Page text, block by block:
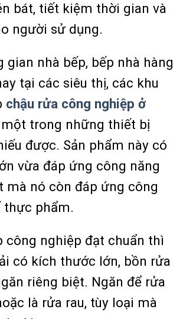
bát, tiết kiệm thời gian và
người sử dụng.
gian nhà bếp, bếp nhà hàng
tại các siêu thị, các khu
chậu rửa công nghiệp ở
một trong những thiết bị
được. Sản phẩm này có
vừa đáp ứng công năng
mà nó còn đáp ứng công
thực phẩm.
công nghiệp đạt chuẩn thì
có kích thước lớn, bồn rửa
riêng biệt. Ngăn để rửa
là rửa rau, tùy loại mà